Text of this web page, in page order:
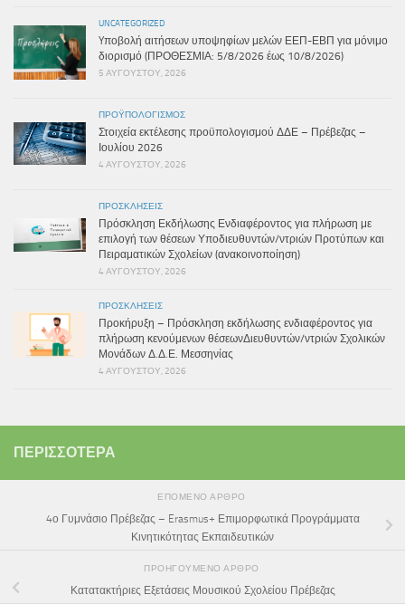
UNCATEGORIZED
Yποβολή αιτήσεων υποψηφίων μελών ΕΕΠ-ΕΒΠ για μόνιμο
διορισμό (ΠΡΟΘΕΣΜΙΑ: 5/8/2026 έως 10/8/2026)
5 ΑΥΓΟΎΣΤΟΥ, 2026
ΠΡΟΫΠΟΛΟΓΙΣΜΌΣ
Στοιχεία εκτέλεσης προϋπολογισμού ΔΔΕ – Πρέβεζας –
Ιουλίου 2026
4 ΑΥΓΟΎΣΤΟΥ, 2026
ΠΡΟΣΚΛΉΣΕΙΣ
Πρόσκληση Εκδήλωσης Ενδιαφέροντος για πλήρωση με
επιλογή των θέσεων Υποδιευθυντών/ντριών Προτύπων και
Πειραματικών Σχολείων (ανακοινοποίηση)
4 ΑΥΓΟΎΣΤΟΥ, 2026
ΠΡΟΣΚΛΉΣΕΙΣ
Προκήρυξη – Πρόσκληση εκδήλωσης ενδιαφέροντος για
πλήρωση κενούμενων θέσεωνΔιευθυντών/ντριών Σχολικών
Μονάδων Δ.Δ.Ε. Μεσσηνίας
4 ΑΥΓΟΎΣΤΟΥ, 2026
ΠΕΡΙΣΣΌΤΕΡΑ
ΕΠΌΜΕΝΟ ΆΡΘΡΟ
4ο Γυμνάσιο Πρέβεζας – Erasmus+ Επιμορφωτικά Προγράμματα
Κινητικότητας Εκπαιδευτικών
ΠΡΟΗΓΟΎΜΕΝΟ ΆΡΘΡΟ
Κατατακτήριες Εξετάσεις Μουσικού Σχολείου Πρέβεζας